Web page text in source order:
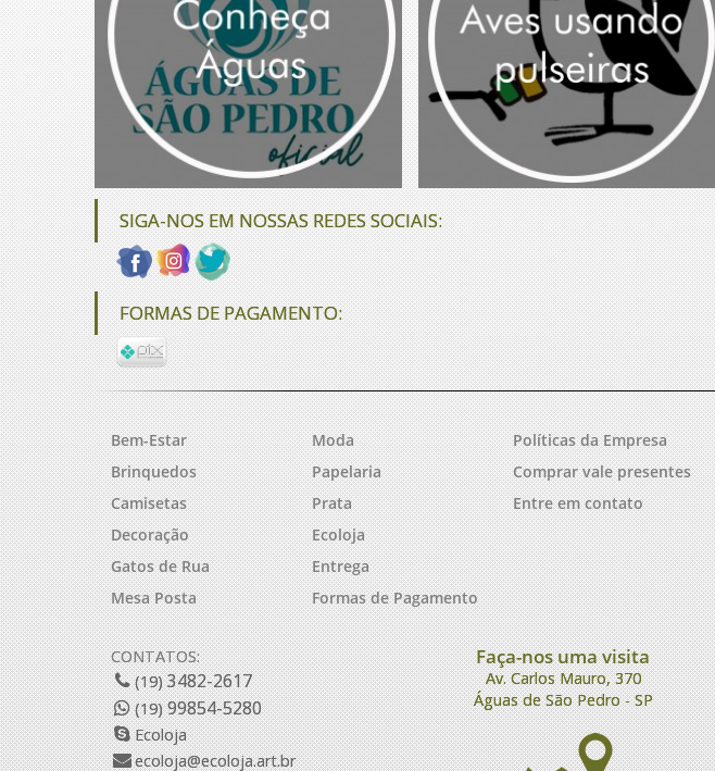
SIGA-NOS EM NOSSAS REDES SOCIAIS:
FORMAS DE PAGAMENTO:
Bem-Estar
Brinquedos
Camisetas
Decoração
Gatos de Rua
Mesa Posta
Moda
Papelaria
Prata
Ecoloja
Entrega
Formas de Pagamento
Políticas da Empresa
Comprar vale presentes
Entre em contato
CONTATOS:
(19)3482-2617
(19)99854-5280
Ecoloja
ecoloja@ecoloja.art.br
Faça-nos uma visita
Av. Carlos Mauro, 370
Águas de São Pedro - SP